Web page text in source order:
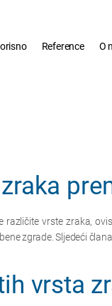
Reference O
različite vrste zraka,
zgrade. Sljedeći
vrsta